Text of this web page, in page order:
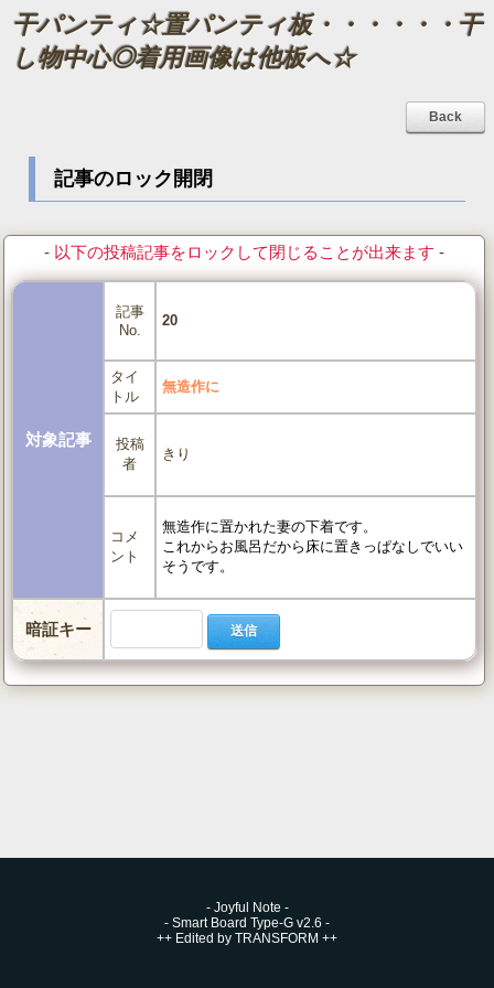
干パンティ☆置パンティ板・・・・・・干
し物中心◎着用画像は他板へ☆
Back
記事のロック開閉
- 以下の投稿記事をロックして閉じることが出来ます -
対象記事
記事
No.
20
タイ
トル
無造作に
投稿
者
きり
コメ
ント
無造作に置かれた妻の下着です。
これからお風呂だから床に置きっぱなしでいい
そうです。
暗証キー
- Joyful Note -
- Smart Board Type-G v2.6 -
++ Edited by TRANSFORM ++